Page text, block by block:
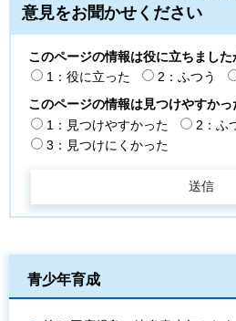
意見をお聞かせください
このページの情報は役に立ちました
1：役に立った
2：ふつう
このページの情報は見つけやすかっ
1：見つけやすかった
2：ふ
3：見つけにくかった
青少年育成